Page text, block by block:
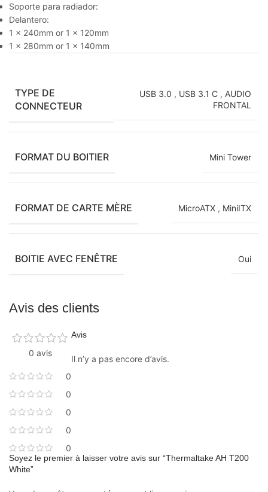
Soporte para radiador:
Delantero:
1 x 240mm or 1 x 120mm
1 x 280mm or 1 x 140mm
TYPE DE
CONNECTEUR
USB 3.0 , USB 3.1 C , AUDIO
FRONTAL
FORMAT DU BOITIER Mini Tower
FORMAT DE CARTE MÈRE MicroATX , MiniITX
BOITIE AVEC FENÊTRE Oui
Avis des clients
0 avis
0
0
0
0
0
Avis
Il n’y a pas encore d’avis.
Soyez le premier à laisser votre avis sur “Thermaltake AH T200
White”